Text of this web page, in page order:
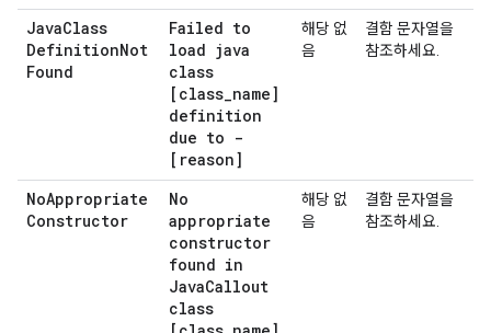
JavaClass
DefinitionNot
Found
Failed to
load java
class
[class_name]
definition
due to -
[reason]
해당 없
음
결함 문자열을
참조하세요.
NoAppropriate
Constructor
No
appropriate
constructor
found in
JavaCallout
class
해당 없
음
결함 문자열을
참조하세요.